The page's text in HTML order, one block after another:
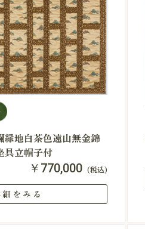
縁地白茶色遠山無金錦
具立帽子付
￥770,000 (税込)
をみる